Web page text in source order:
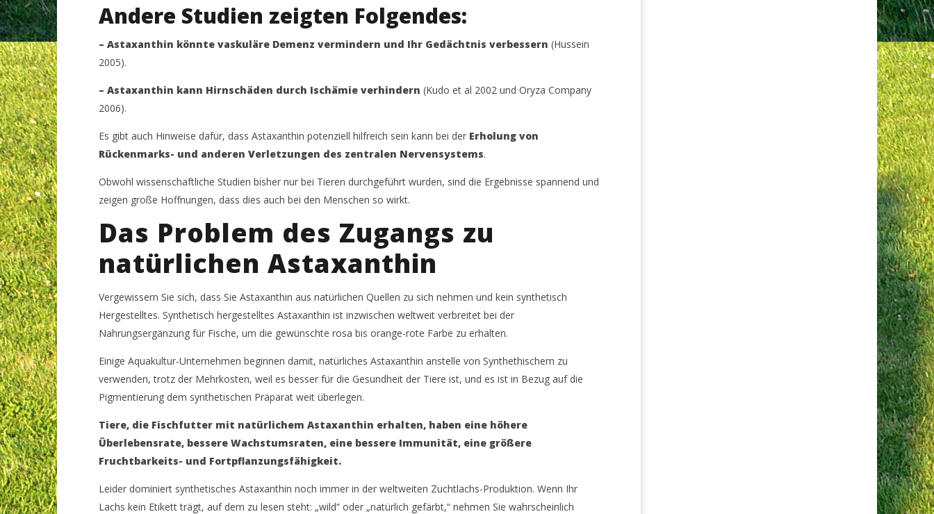
Andere Studien zeigten Folgendes:
– Astaxanthin könnte vaskuläre Demenz vermindern und Ihr Gedächtnis verbessern (Hussein
2005).
– Astaxanthin kann Hirnschäden durch Ischämie verhindern (Kudo et al 2002 und Oryza Company
2006).
Es gibt auch Hinweise dafür, dass Astaxanthin potenziell hilfreich sein kann bei der Erholung von
Rückenmarks- und anderen Verletzungen des zentralen Nervensystems.
Obwohl wissenschaftliche Studien bisher nur bei Tieren durchgeführt wurden, sind die Ergebnisse spannend und
zeigen große Hoffnungen, dass dies auch bei den Menschen so wirkt.
Das Problem des Zugangs zu
natürlichen Astaxanthin
Vergewissern Sie sich, dass Sie Astaxanthin aus natürlichen Quellen zu sich nehmen und kein synthetisch
Hergestelltes. Synthetisch hergestelltes Astaxanthin ist inzwischen weltweit verbreitet bei der
Nahrungsergänzung für Fische, um die gewünschte rosa bis orange-rote Farbe zu erhalten.
Einige Aquakultur-Unternehmen beginnen damit, natürliches Astaxanthin anstelle von Synthethischem zu
verwenden, trotz der Mehrkosten, weil es besser für die Gesundheit der Tiere ist, und es ist in Bezug auf die
Pigmentierung dem synthetischen Präparat weit überlegen.
Tiere, die Fischfutter mit natürlichem Astaxanthin erhalten, haben eine höhere
Überlebensrate, bessere Wachstumsraten, eine bessere Immunität, eine größere
Fruchtbarkeits- und Fortpflanzungsfähigkeit.
Leider dominiert synthetisches Astaxanthin noch immer in der weltweiten Zuchtlachs-Produktion. Wenn Ihr
Lachs kein Etikett trägt, auf dem zu lesen steht: „wild“ oder „natürlich gefärbt,“ nehmen Sie wahrscheinlich